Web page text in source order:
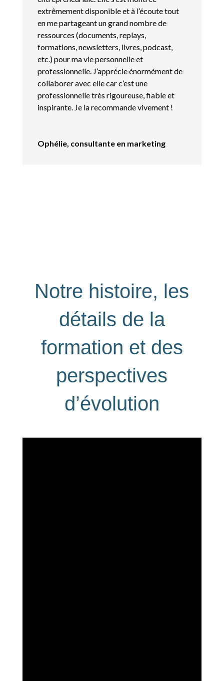
extrêmement disponible et à l’écoute tout
en me partageant un grand nombre de
ressources (documents, replays,
formations, newsletters, livres, podcast,
etc.) pour ma vie personnelle et
professionnelle. J’apprécie énormément de
collaborer avec elle car c’est une
professionnelle très rigoureuse, fiable et
inspirante. Je la recommande vivement !
Ophélie, consultante en marketing
Notre histoire, les
détails de la
formation et des
perspectives
d’évolution